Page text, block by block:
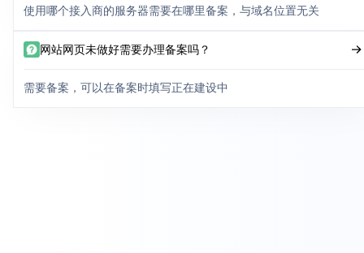
使用哪个接入商的服务器需要在哪里备案，与域名位置无关
网站网页未做好需要办理备案吗？
需要备案，可以在备案时填写正在建设中